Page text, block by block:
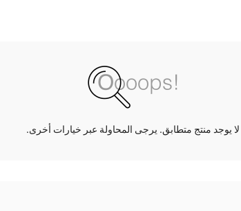
لا يوجد منتج متطابق. يرجى المحاولة عبر خيارات أخرى.